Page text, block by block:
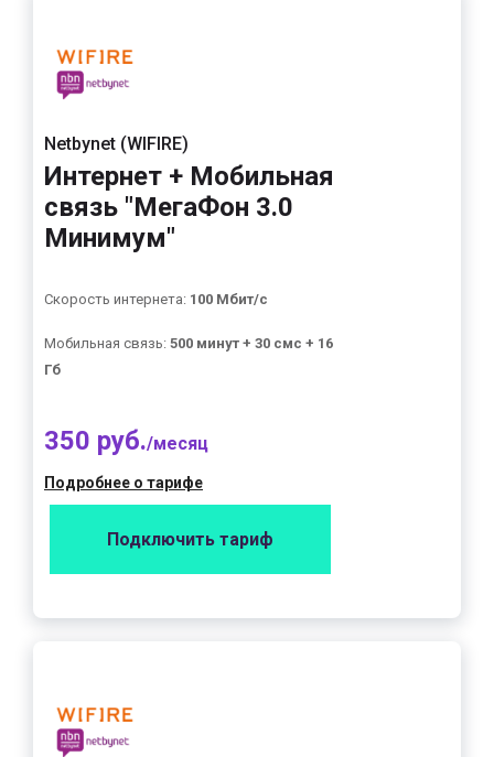
Netbynet (WIFIRE)
Интернет + Мобильная
связь "МегаФон 3.0
Минимум"
Скорость интернета: 100 Мбит/с
Мобильная связь: 500 минут + 30 смс + 16
Гб
350 руб./месяц
Подробнее о тарифе
Подключить тариф